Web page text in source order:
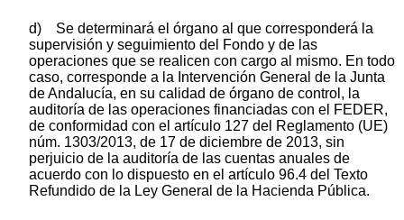
d) Se determinará el órgano al que corresponderá la
supervisión y seguimiento del Fondo y de las
operaciones que se realicen con cargo al mismo. En todo
caso, corresponde a la Intervención General de la Junta
de Andalucía, en su calidad de órgano de control, la
auditoría de las operaciones financiadas con el FEDER,
de conformidad con el artículo 127 del Reglamento (UE)
núm. 1303/2013, de 17 de diciembre de 2013, sin
perjuicio de la auditoría de las cuentas anuales de
acuerdo con lo dispuesto en el artículo 96.4 del Texto
Refundido de la Ley General de la Hacienda Pública.